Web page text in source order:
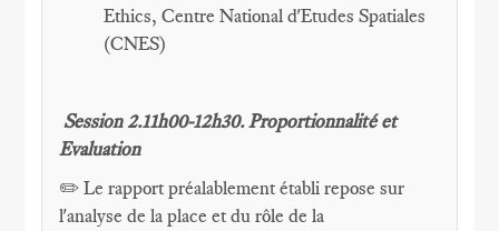
Ethics, Centre National d'Etudes Spatiales
(CNES)
Session 2.11h00-12h30. Proportionnalité et
Evaluation
✏️ Le rapport préalablement établi repose sur
l'analyse de la place et du rôle de la